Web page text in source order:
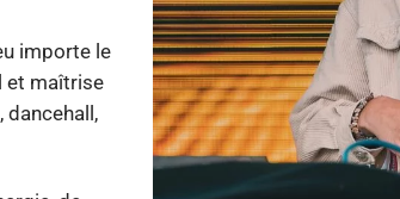
importe le
et maîtrise
dancehall,